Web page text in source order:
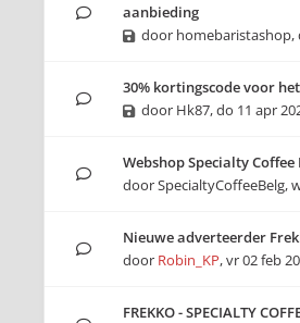
aanbieding
door homebaristashop,
30% kortingscode voor
door Hk87,do 11 apr
Webshop Specialty
doorSpecialtyCoffeeBelg,
Nieuwe adverteerder
door Robin_KP,vr 02 feb
FREKKO - SPECIALTY